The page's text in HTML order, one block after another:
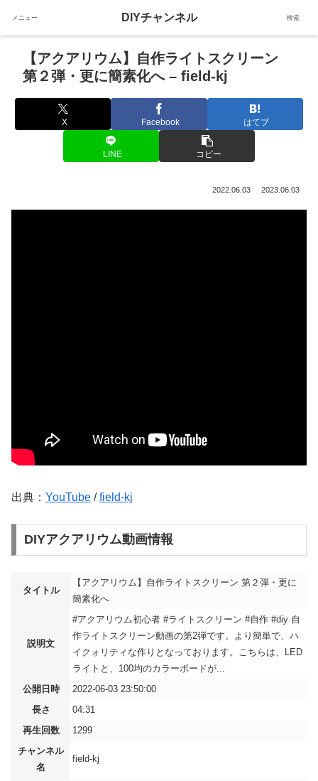
【アクアリウム】自作ライトスクリーン
第２弾・更に簡素化へ – field-kj
X Facebook はてブ
LINE コピー
2022.06.03 2023.06.03
出典： YouTube /field-kj
DIYアクアリウム動画情報
タイトル
【アクアリウム】自作ライトスクリーン 第２弾・更に
簡素化へ
説明文
#アクアリウム初心者 #ライトスクリーン #自作 #diy 自
作ライトスクリーン動画の第2弾です。より簡単で、ハ
イクォリティな作りとなっております。こちらは、LED
ライトと、100均のカラーボードが...
公開日時
2022-06-03 23:50:00
長さ
04:31
再生回数
1299
チャンネル
名
field-kj
メニュー DIYチャンネル 検索